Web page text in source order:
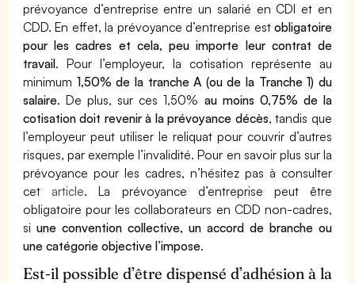
prévoyance d’entreprise entre un salarié en CDI et en
CDD. En effet, la prévoyance d’entreprise est obligatoire
pour les cadres et cela, peu importe leur contrat de
travail. Pour l’employeur, la cotisation représente au
minimum 1,50% de la tranche A (ou de la Tranche 1) du
salaire. De plus, sur ces 1,50% au moins 0,75% de la
cotisation doit revenir à la prévoyance décès, tandis que
l’employeur peut utiliser le reliquat pour couvrir d’autres
risques, par exemple l’invalidité. Pour en savoir plus sur la
prévoyance pour les cadres, n’hésitez pas à consulter
cet article. La prévoyance d’entreprise peut être
obligatoire pour les collaborateurs en CDD non-cadres,
si une convention collective, un accord de branche ou
une catégorie objective l’impose.
Est-il possible d’être dispensé d’adhésion à la